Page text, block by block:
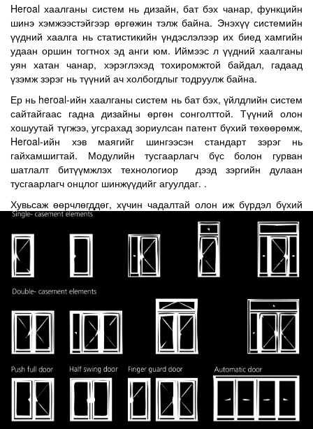
Heroal хаалганы систем нь дизайн, бат бэх чанар, функцийн
шинэ хэмжээстэйгээр өргөжин тэлж байна. Энэхүү системийн
үүдний хаалга нь статистикийн үндэслэлээр их биед хамгийн
удаан оршин тогтнох эд анги юм. Иймээс л үүдний хаалганы
уян хатан чанар, хэрэглэхэд тохиромжтой байдал, гадаад
үзэмж зэрэг нь түүний ач холбогдлыг тодруулж байна.
Ер нь heroal-ийн хаалганы систем нь бат бэх, үйлдлийн систем
сайтайгаас гадна дизайны өргөн сонголттой. Түүний олон
хошуутай түгжээ, угсрахад зориулсан патент бүхий төхөөрөмж,
Heroal-ийн хэв маягийг шингээсэн стандарт зэрэг нь
гайхамшигтай. Модулийн тусгаарлагч бүс болон гурван
шатлалт битүүмжлэх технологиор дээд зэргийн дулаан
тусгаарлагч онцлог шинжүүдийг агуулдаг. .
Хувьсаж өөрчлөгддөг, хүчин чадалтай олон иж бүрдэл бүхий
хаалганы системийн давуу талыг мэдрээрэй.